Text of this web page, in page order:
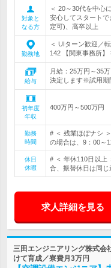
対象と
なる方
＜ 20～30代を中心
安心してスタート
定可)、高卒以上
勤務地
＜ UIターン歓迎／
142 【関東事務所】
給与
月給：25万円～35
決定します※試用期
初年度
年収
400万円～500万円
勤務
時間
# ＜ 残業ほぼナシ
の場合は、9：00～
休日
休暇
# ＜ 年休110日以上
合、振替休日は同じ
求人詳細を見る
三田エンジニアリング株式会
けて育成／寮費月3万円